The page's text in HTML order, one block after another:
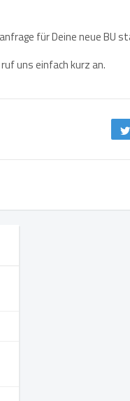
für Deine neue
uns einfach kurz an.